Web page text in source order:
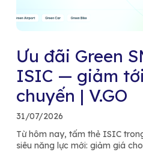
Ưu đãi Green
ISIC — giảm
chuyến | V.GO
31/07/2026
Từ hôm nay, tấm thẻ ISIC
siêu năng lực mới: giảm giá cho